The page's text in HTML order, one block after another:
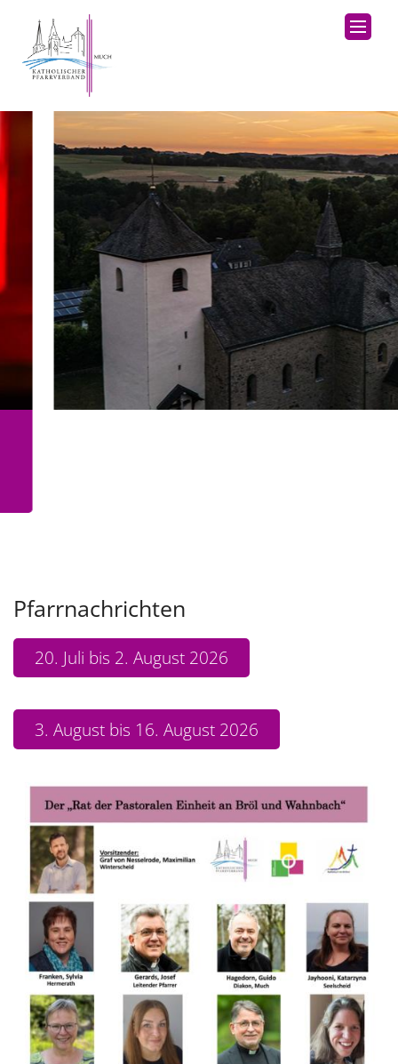
Pfarrnachrichten
20. Juli bis 2. August 2026
3. August bis 16. August 2026